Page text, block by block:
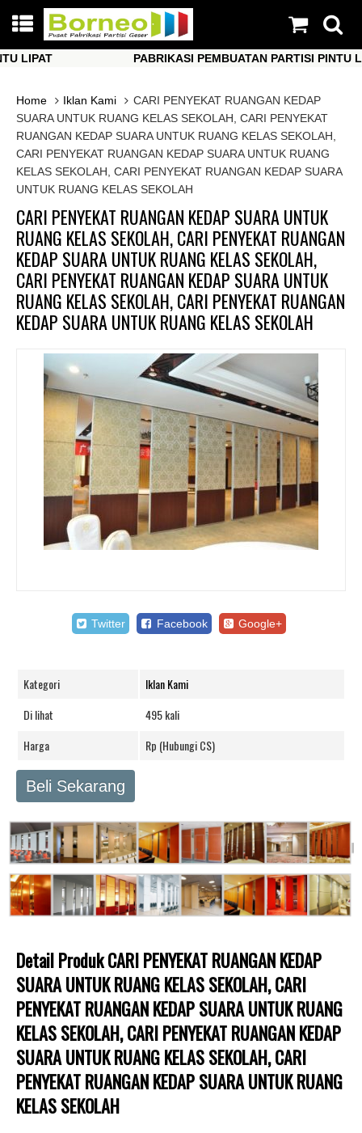
PABRIKASI PEMBUATAN PARTISI PINTU LIPAT
Home
Iklan Kami
CARI PENYEKAT RUANGAN KEDAP
SUARA UNTUK RUANG KELAS SEKOLAH, CARI PENYEKAT
RUANGAN KEDAP SUARA UNTUK RUANG KELAS SEKOLAH,
CARI PENYEKAT RUANGAN KEDAP SUARA UNTUK RUANG
KELAS SEKOLAH, CARI PENYEKAT RUANGAN KEDAP SUARA
UNTUK RUANG KELAS SEKOLAH
CARI PENYEKAT RUANGAN KEDAP SUARA UNTUK
RUANG KELAS SEKOLAH, CARI PENYEKAT RUANGAN
KEDAP SUARA UNTUK RUANG KELAS SEKOLAH,
CARI PENYEKAT RUANGAN KEDAP SUARA UNTUK
RUANG KELAS SEKOLAH, CARI PENYEKAT RUANGAN
KEDAP SUARA UNTUK RUANG KELAS SEKOLAH
Twitter Facebook Google+
Kategori
Iklan Kami
Di lihat
495 kali
Harga
Rp (Hubungi CS)
Beli Sekarang
Detail Produk CARI PENYEKAT RUANGAN KEDAP
SUARA UNTUK RUANG KELAS SEKOLAH, CARI
PENYEKAT RUANGAN KEDAP SUARA UNTUK RUANG
KELAS SEKOLAH, CARI PENYEKAT RUANGAN KEDAP
SUARA UNTUK RUANG KELAS SEKOLAH, CARI
PENYEKAT RUANGAN KEDAP SUARA UNTUK RUANG
KELAS SEKOLAH